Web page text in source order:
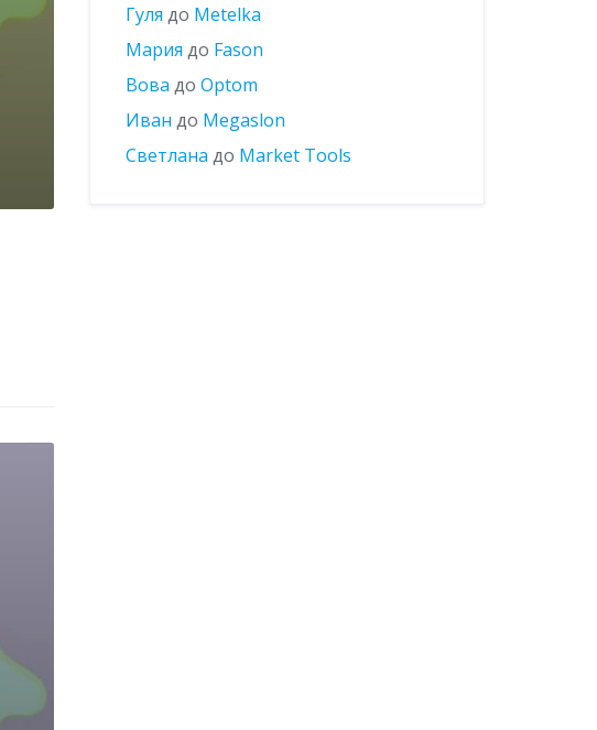
Гуля до Metelka
Мария до Fason
Вова доOptom
Иван до Megaslon
Светлана до Market Tools